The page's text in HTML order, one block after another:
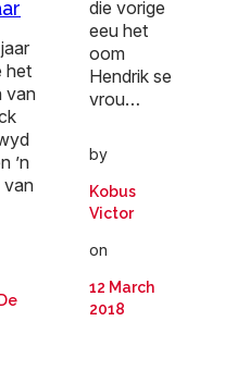
het
van
’n
van
die vorige
eeu het
oom
Hendrik se
vrou…
by
Kobus
Victor
on
12 March
2018